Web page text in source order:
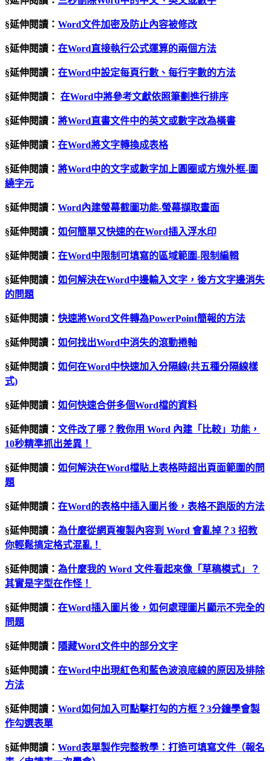
§延伸閱讀： Word文件加密及防止內容被修改
§延伸閱讀： 在Word直接執行公式運算的兩個方法
§延伸閱讀： 在Word中設定每頁行數、每行字數的方法
§延伸閱讀： 在Word中將參考文獻依照筆劃進行排序
§延伸閱讀： 將Word直書文件中的英文或數字改為橫書
§延伸閱讀： 在Word將文字轉換成表格
§延伸閱讀： 將Word中的文字或數字加上圓圈或方塊外框-圍
繞字元
§延伸閱讀： Word內建螢幕截圖功能-螢幕擷取畫面
§延伸閱讀： 如何簡單又快速的在Word插入浮水印
§延伸閱讀： 在Word中限制可填寫的區域範圍-限制編輯
§延伸閱讀： 如何解決在Word中邊輸入文字，後方文字邊消失
的問題
§延伸閱讀： 快速將Word文件轉為PowerPoint簡報的方法
§延伸閱讀： 如何找出Word中消失的滾動捲軸
§延伸閱讀： 如何在Word中快速加入分隔線(共五種分隔線樣
式)
§延伸閱讀： 如何快速合併多個Word檔的資料
§延伸閱讀： 文件改了哪？教你用 Word 內建「比較」功能，
10秒精準抓出差異！
§延伸閱讀： 如何解決在Word檔貼上表格時超出頁面範圍的問
題
§延伸閱讀： 在Word的表格中插入圖片後，表格不跑版的方法
§延伸閱讀： 為什麼從網頁複製內容到 Word 會亂掉？3 招教
你輕鬆搞定格式混亂！
§延伸閱讀： 為什麼我的 Word 文件看起來像「草稿模式」？
其實是字型在作怪！
§延伸閱讀： 在Word插入圖片後，如何處理圖片顯示不完全的
問題
§延伸閱讀： 隱藏Word文件中的部分文字
§延伸閱讀： 在Word中出現紅色和藍色波浪底線的原因及排除
方法
§延伸閱讀： Word如何加入可點擊打勾的方框？3分鐘學會製
作勾選表單
§延伸閱讀： Word表單製作完整教學：打造可填寫文件（報名